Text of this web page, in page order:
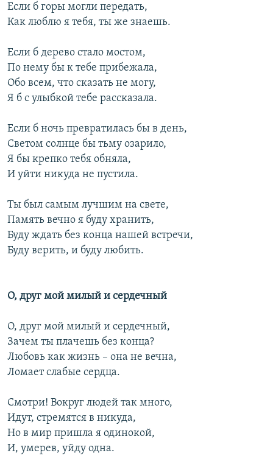
Если б горы могли передать,
Как люблю я тебя, ты же знаешь.
Если б дерево стало мостом,
По нему бы к тебе прибежала,
Обо всем, что сказать не могу,
Я б с улыбкой тебе рассказала.
Если б ночь превратилась бы в день,
Светом солнце бы тьму озарило,
Я бы крепко тебя обняла,
И уйти никуда не пустила.
Ты был самым лучшим на свете,
Память вечно я буду хранить,
Буду ждать без конца нашей встречи,
Буду верить, и буду любить.
О, друг мой милый и сердечный
О, друг мой милый и сердечный,
Зачем ты плачешь без конца?
Любовь как жизнь – она не вечна,
Ломает слабые сердца.
Смотри! Вокруг людей так много,
Идут, стремятся в никуда,
Но в мир пришла я одинокой,
И, умерев, уйду одна.